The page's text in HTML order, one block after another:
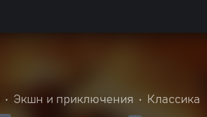
• Экшн и приключения • Классика